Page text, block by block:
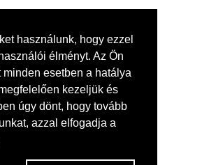
használunk, hogy ezzel
élményt. Az Ön
esetben a hatálya
kezeljük és
úgy dönt, hogy tovább
azzal elfogadja a